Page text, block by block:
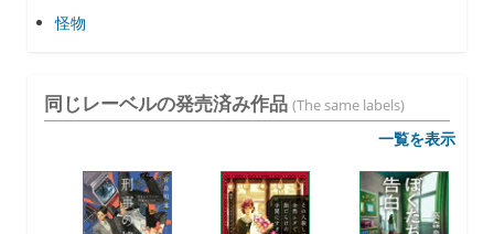
怪物
同じレーベルの発売済み作品 (The same labels)
一覧を表示